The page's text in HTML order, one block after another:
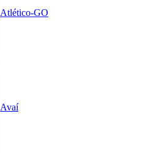
Atlético-GO
Avaí